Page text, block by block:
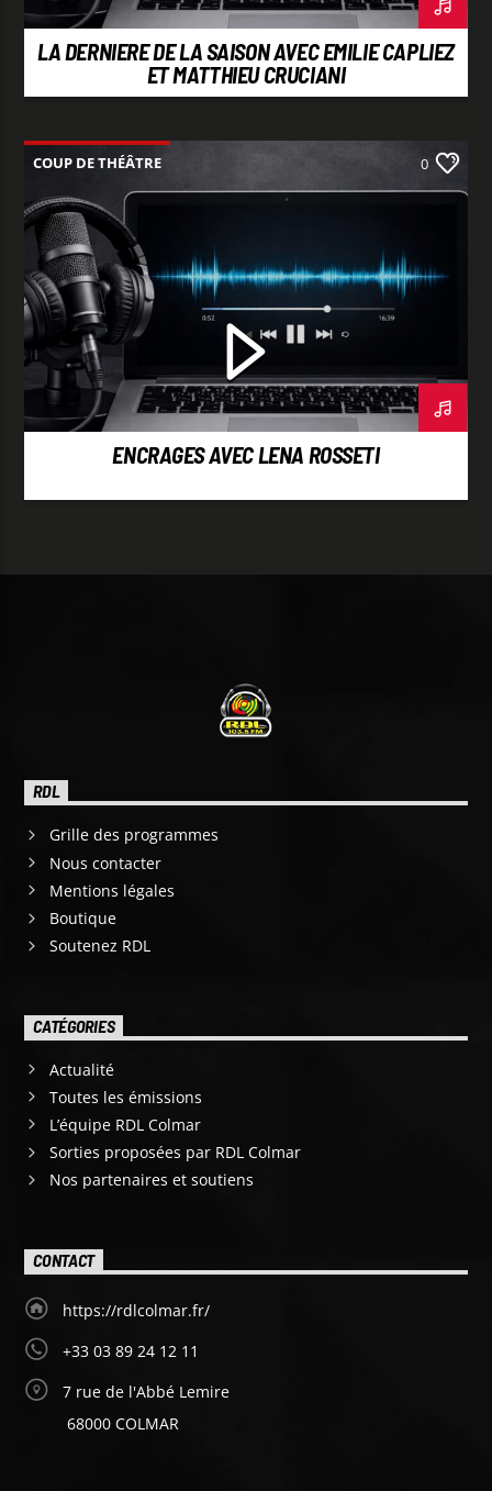
LA DERNIERE DE LA SAISON AVEC EMILIE CAPLIEZ
ET MATTHIEU CRUCIANI
COUP DE THÉÂTRE 0
ENCRAGES AVEC LENA ROSSETI
RDL
Grille des programmes
Nous contacter
Mentions légales
Boutique
Soutenez RDL
CATÉGORIES
Actualité
Toutes les émissions
L’équipe RDL Colmar
Sorties proposées par RDL Colmar
Nos partenaires et soutiens
CONTACT
https://rdlcolmar.fr/
+33 03 89 24 12 11
7 rue de l'Abbé Lemire
68000 COLMAR